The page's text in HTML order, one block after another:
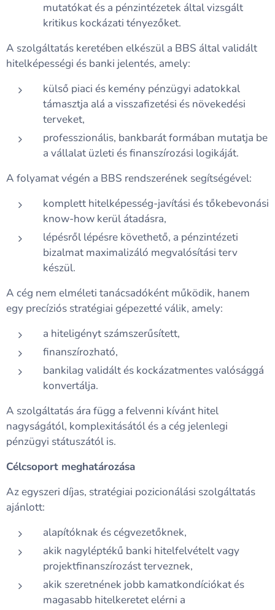
mutatókat és a pénzintézetek által vizsgált
kritikus kockázati tényezőket.
A szolgáltatás keretében elkészül a BBS által validált
hitelképességi és banki jelentés, amely:
külső piaci és kemény pénzügyi adatokkal
támasztja alá a visszafizetési és növekedési
terveket,
professzionális, bankbarát formában mutatja be
a vállalat üzleti és finanszírozási logikáját.
A folyamat végén a BBS rendszerének segítségével:
komplett hitelképesség-javítási és tőkebevonási
know-how kerül átadásra,
lépésről lépésre követhető, a pénzintézeti
bizalmat maximalizáló megvalósítási terv
készül.
A cég nem elméleti tanácsadóként működik, hanem
egy precíziós stratégiai gépezetté válik, amely:
a hiteligényt számszerűsített,
finanszírozható,
bankilag validált és kockázatmentes valósággá
konvertálja.
A szolgáltatás ára függ a felvenni kívánt hitel
nagyságától, komplexitásától és a cég jelenlegi
pénzügyi státuszától is.
Célcsoport meghatározása
Az egyszeri díjas, stratégiai pozicionálási szolgáltatás
ajánlott:
alapítóknak és cégvezetőknek,
akik nagyléptékű banki hitelfelvételt vagy
projektfinanszírozást terveznek,
akik szeretnének jobb kamatkondíciókat és
magasabb hitelkeretet elérni a